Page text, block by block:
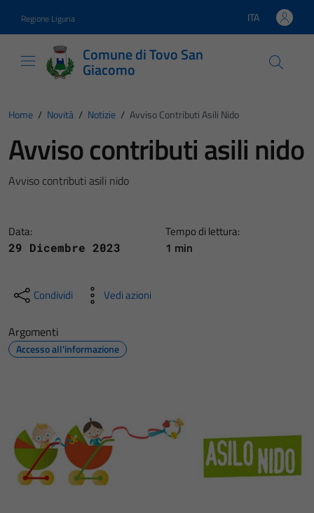
Regione Liguria Lingua attiva:
ITA
Comune di Tovo San
Giacomo
Home / Novità / Notizie / Avviso Contributi Asili Nido
Avviso contributi asili nido
Avviso contributi asili nido
Data:
29 Dicembre 2023
Tempo di lettura:
1 min
Condividi Vedi azioni
Argomenti
Accesso all'informazione